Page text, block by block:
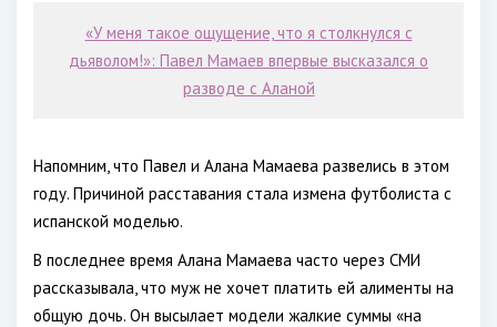
«У меня такое ощущение, что я столкнулся с
дьяволом!»: Павел Мамаев впервые высказался о
разводе с Аланой
Напомним, что Павел и Алана Мамаева развелись в этом
году. Причиной расставания стала измена футболиста с
испанской моделью.
В последнее время Алана Мамаева часто через СМИ
рассказывала, что муж не хочет платить ей алименты на
общую дочь. Он высылает модели жалкие суммы «на